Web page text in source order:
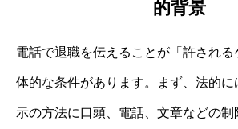
的背景
電話で退職を伝えることが「許され
体的な条件があります。まず、法的に
示の方法に口頭、電話、文章などの